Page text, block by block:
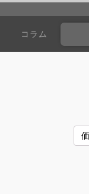
コラム